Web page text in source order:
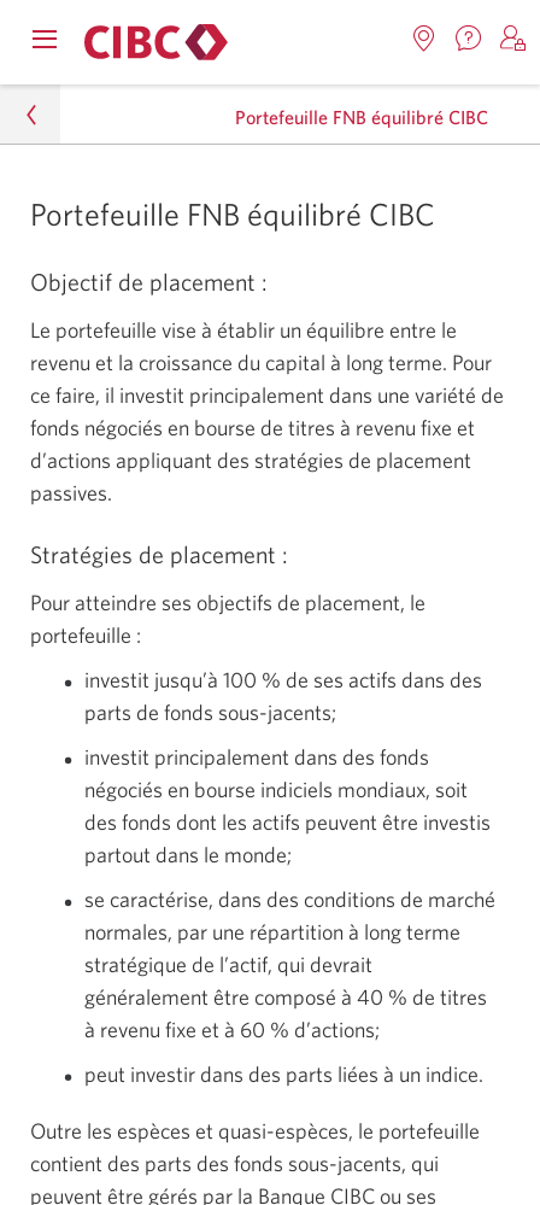
Passer
à
bancaires
Passer
au
navigation
menu.
nouvelle
fenêtre
Particuliers
Portefeuilles FNB CIBC
Portefeuille FNB équilibré CIBC
Portefeuille FNB équilibré CIBC
Portefeuille FNB équilibré CIBC
Objectif de placement :
Le portefeuille vise à établir un équilibre entre le
revenu et la croissance du capital à long terme. Pour
ce faire, il investit principalement dans une variété de
fonds négociés en bourse de titres à revenu fixe et
d’actions appliquant des stratégies de placement
passives.
Stratégies de placement :
Pour atteindre ses objectifs de placement, le
portefeuille :
investit jusqu’à100 % de ses actifs dans des
parts de fonds sous-jacents;
investit principalement dans des fonds
négociés en bourse indiciels mondiaux, soit
des fonds dont les actifs peuvent être investis
partout dans le monde;
se caractérise, dans des conditions de marché
normales, par une répartition à long terme
stratégique de l’actif, qui devrait
généralement être composé à40 % de titres
à revenu fixe et à 60 % d’actions;
peut investir dans des parts liées à un indice.
Outre les espèces et quasi-espèces, le portefeuille
contient des parts des fonds sous-jacents, qui
peuvent être gérés par la Banque CIBC ou ses